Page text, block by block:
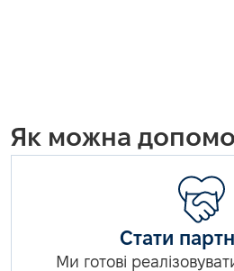
Як можна
Стати
Ми готові